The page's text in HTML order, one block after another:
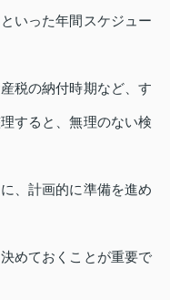
いった年間スケジュー
税の納付時期など、す
すると、無理のない検
、計画的に準備を進め
めておくことが重要で